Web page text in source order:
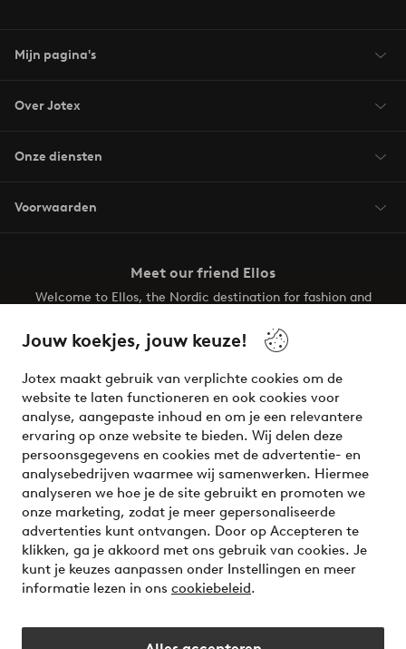
Jouw koekjes, jouw keuze!
Jotex maakt gebruik van verplichte cookies om de
website te laten functioneren en ook cookies voor
analyse, aangepaste inhoud en om je een relevantere
ervaring op onze website te bieden. Wij delen deze
persoonsgegevens en cookies met de advertentie- en
analysebedrijven waarmee wij samenwerken. Hiermee
analyseren we hoe je de site gebruikt en promoten we
onze marketing, zodat je meer gepersonaliseerde
advertenties kunt ontvangen. Door op Accepteren te
klikken, ga je akkoord met ons gebruik van cookies. Je
kunt je keuzes aanpassen onder Instellingen en meer
informatie lezen in ons cookiebeleid.
Mijn pagina's
Over Jotex
Onze diensten
Voorwaarden
Meet our friend Ellos
Welcome to Ellos, the Nordic destination for fashion and
your wardrobe. Your next inspiring look is here!
Veilig betalen - Nu betalen of opsplitsen
Wil je meer weten over onze betaalopties?